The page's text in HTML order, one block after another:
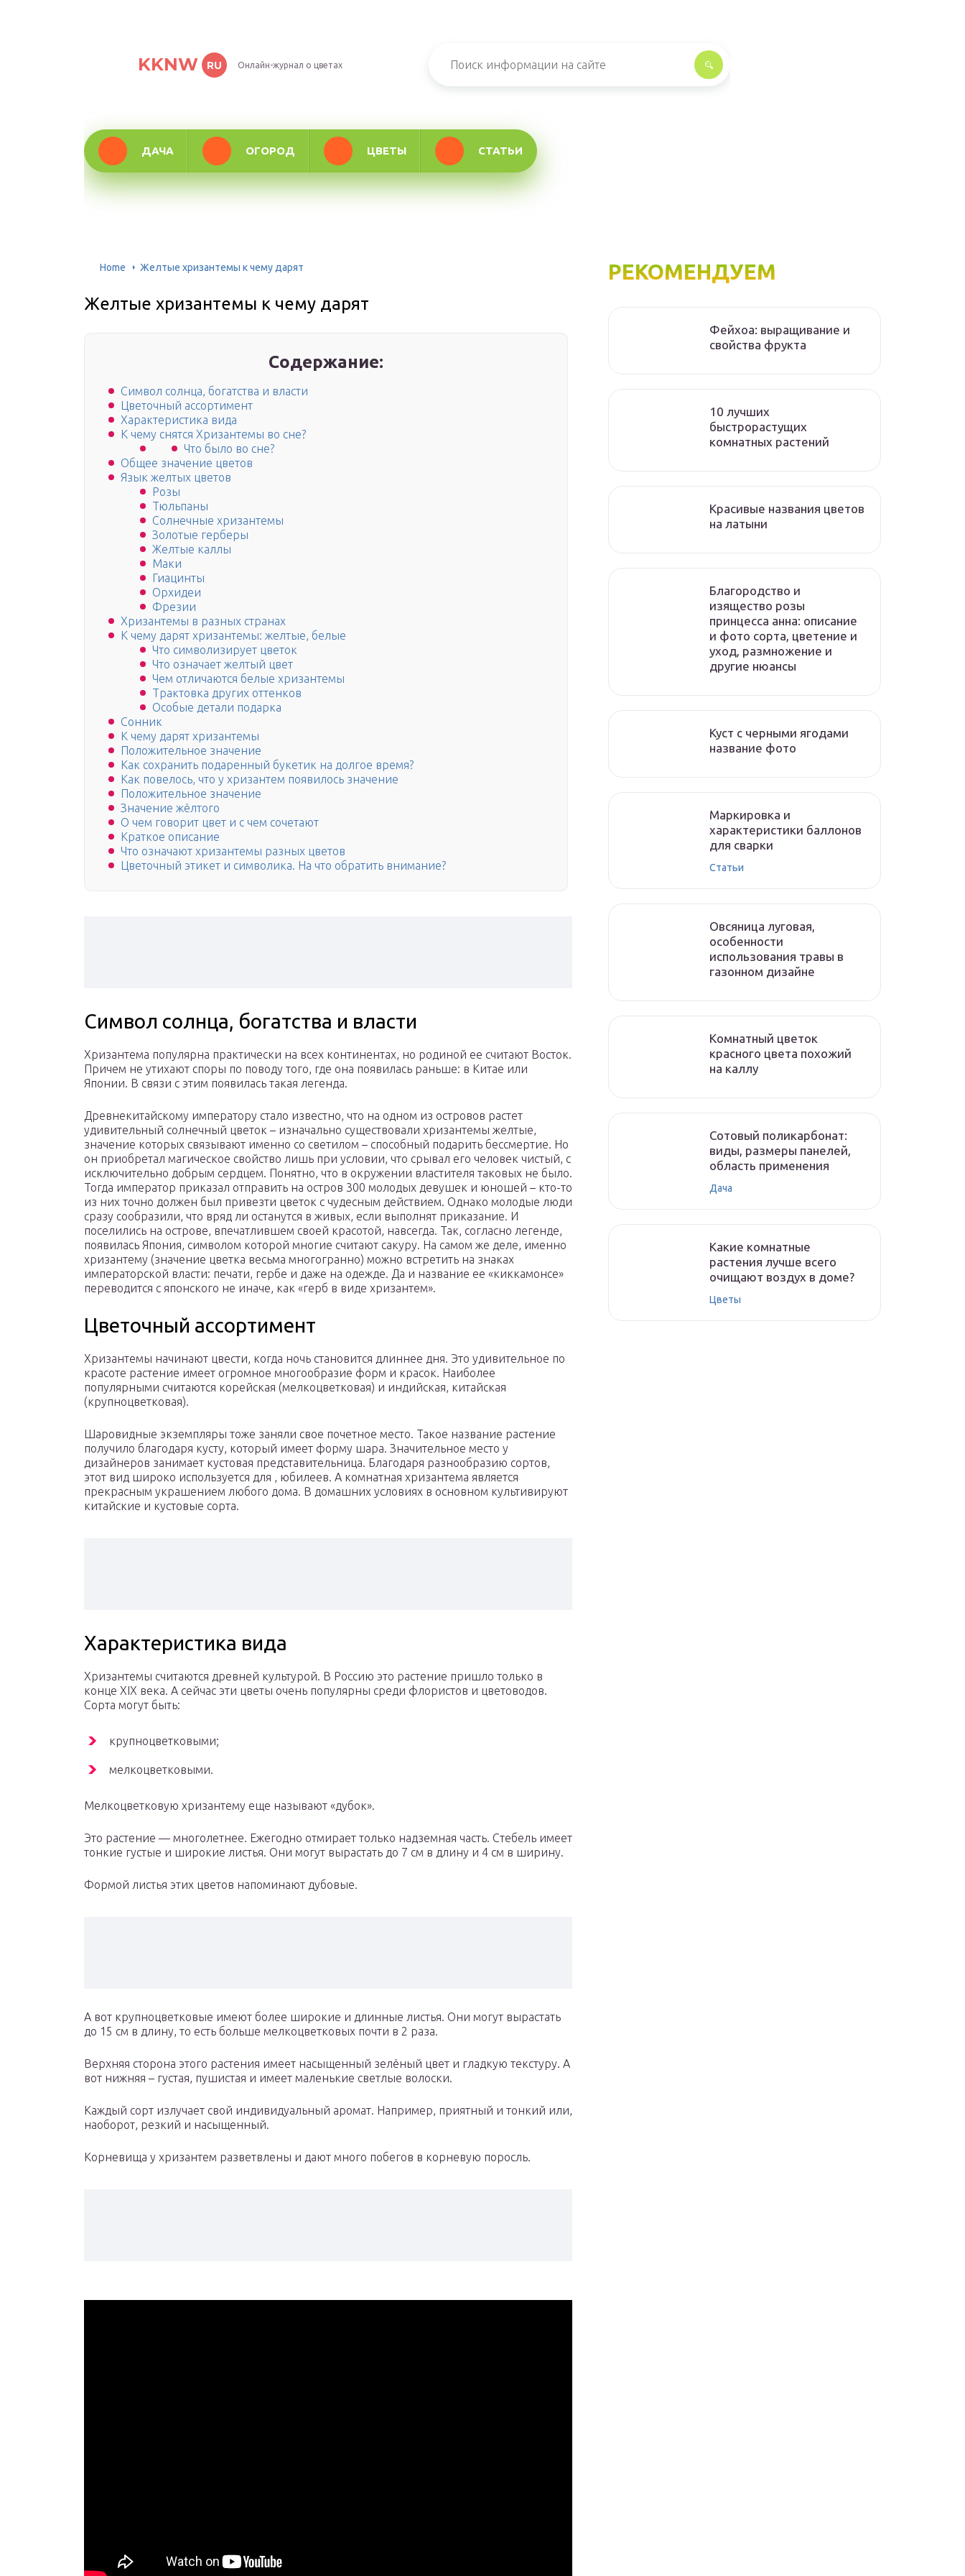
KKNW RU Онлайн-журнал о цветах
ДАЧА ОГОРОД ЦВЕТЫ СТАТЬИ
Home Желтые хризантемы к чему дарят
Желтые хризантемы к чему дарят
Содержание:
Символ солнца, богатства и власти
Цветочный ассортимент
Характеристика вида
К чему снятся Хризантемы во сне?
Что было во сне?
Общее значение цветов
Язык желтых цветов
Розы
Тюльпаны
Солнечные хризантемы
Золотые герберы
Желтые каллы
Маки
Гиацинты
Орхидеи
Фрезии
Хризантемы в разных странах
К чему дарят хризантемы: желтые, белые
Что символизирует цветок
Что означает желтый цвет
Чем отличаются белые хризантемы
Трактовка других оттенков
Особые детали подарка
Сонник
К чему дарят хризантемы
Положительное значение
Как сохранить подаренный букетик на долгое время?
Как повелось, что у хризантем появилось значение
Положительное значение
Значение жёлтого
О чем говорит цвет и с чем сочетают
Краткое описание
Что означают хризантемы разных цветов
Цветочный этикет и символика. На что обратить внимание?
Символ солнца, богатства и власти
Хризантема популярна практически на всех континентах, но родиной ее считают Восток.
Причем не утихают споры по поводу того, где она появилась раньше: в Китае или
Японии. В связи с этим появилась такая легенда.
Древнекитайскому императору стало известно, что на одном из островов растет
удивительный солнечный цветок – изначально существовали хризантемы желтые,
значение которых связывают именно со светилом – способный подарить бессмертие. Но
он приобретал магическое свойство лишь при условии, что срывал его человек чистый, с
исключительно добрым сердцем. Понятно, что в окружении властителя таковых не было.
Тогда император приказал отправить на остров 300 молодых девушек и юношей – кто-то
из них точно должен был привезти цветок с чудесным действием. Однако молодые люди
сразу сообразили, что вряд ли останутся в живых, если выполнят приказание. И
поселились на острове, впечатлившем своей красотой, навсегда. Так, согласно легенде,
появилась Япония, символом которой многие считают сакуру. На самом же деле, именно
хризантему (значение цветка весьма многогранно) можно встретить на знаках
императорской власти: печати, гербе и даже на одежде. Да и название ее «киккамонсе»
переводится с японского не иначе, как «герб в виде хризантем».
Цветочный ассортимент
Хризантемы начинают цвести, когда ночь становится длиннее дня. Это удивительное по
красоте растение имеет огромное многообразие форм и красок. Наиболее
популярными считаются корейская (мелкоцветковая) и индийская, китайская
(крупноцветковая).
Шаровидные экземпляры тоже заняли свое почетное место. Такое название растение
получило благодаря кусту, который имеет форму шара. Значительное место у
дизайнеров занимает кустовая представительница. Благодаря разнообразию сортов,
этот вид широко используется для , юбилеев. А комнатная хризантема является
прекрасным украшением любого дома. В домашних условиях в основном культивируют
китайские и кустовые сорта.
Характеристика вида
Хризантемы считаются древней культурой. В Россию это растение пришло только в
конце XIX века. А сейчас эти цветы очень популярны среди флористов и цветоводов.
Сорта могут быть:
крупноцветковыми;
мелкоцветковыми.
Мелкоцветковую хризантему еще называют «дубок».
Это растение — многолетнее. Ежегодно отмирает только надземная часть. Стебель имеет
тонкие густые и широкие листья. Они могут вырастать до 7 см в длину и 4 см в ширину.
Формой листья этих цветов напоминают дубовые.
А вот крупноцветковые имеют более широкие и длинные листья. Они могут вырастать
до 15 см в длину, то есть больше мелкоцветковых почти в 2 раза.
Верхняя сторона этого растения имеет насыщенный зелёный цвет и гладкую текстуру. А
вот нижняя – густая, пушистая и имеет маленькие светлые волоски.
Каждый сорт излучает свой индивидуальный аромат. Например, приятный и тонкий или,
наоборот, резкий и насыщенный.
Корневища у хризантем разветвлены и дают много побегов в корневую поросль.
РЕКОМЕНДУЕМ
Фейхоа: выращивание и
свойства фрукта
10 лучших
быстрорастущих
комнатных растений
Красивые названия цветов
на латыни
Благородство и
изящество розы
принцесса анна: описание
и фото сорта, цветение и
уход, размножение и
другие нюансы
Куст с черными ягодами
название фото
Маркировка и
характеристики баллонов
для сварки
Статьи
Овсяница луговая,
особенности
использования травы в
газонном дизайне
Комнатный цветок
красного цвета похожий
на каллу
Сотовый поликарбонат:
виды, размеры панелей,
область применения
Дача
Какие комнатные
растения лучше всего
очищают воздух в доме?
Цветы